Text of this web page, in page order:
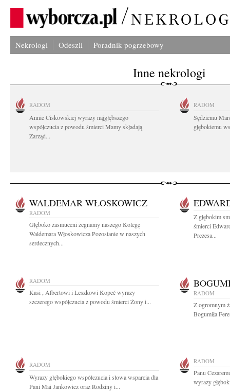
Nekrologi Odeszli Poradnik pogrzebowy
Inne nekrologi
RADOM
Annie Ciskowskiej wyrazy najgłębszego
współczucia z powodu śmierci Mamy składają
Zarząd...
RADOM
Sędziemu
głębokiemu
WALDEMAR WŁOSKOWICZ
RADOM
Głęboko zasmuceni żegnamy naszego Kolegę
Waldemara Włoskowicza Pozostanie w naszych
serdecznych...
Z głębokim
śmierci
Prezesa...
RADOM
Kasi , Albertowi i Leszkowi Kopeć wyrazy
szczerego współczucia z powodu śmierci Żony i...
RADOM
Z ogromnym
Bogumiła
RADOM
Wyrazy głębokiego współczucia i słowa wsparcia dla
Pani Mai Jankowicz oraz Rodziny i...
RADOM
Panu
wyrazy